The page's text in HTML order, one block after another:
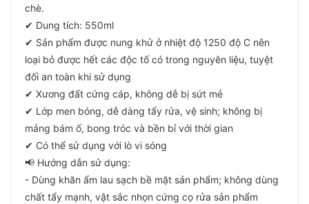
chè.
✔ Dung tích: 550ml
✔ Sản phẩm được nung khử ở nhiệt độ 1250 độ C nên
loại bỏ được hết các độc tố có trong nguyên liệu, tuyệt
đối an toàn khi sử dụng
✔ Xương đất cứng cáp, không dễ bị sứt mẻ
✔ Lớp men bóng, dễ dàng tẩy rửa, vệ sinh; không bị
mảng bám ố, bong tróc và bền bỉ với thời gian
✔ Có thể sử dụng với lò vi sóng
📢 Hướng dẫn sử dụng:
- Dùng khăn ẩm lau sạch bề mặt sản phẩm; không dùng
chất tẩy mạnh, vật sắc nhọn cứng cọ rửa sản phẩm